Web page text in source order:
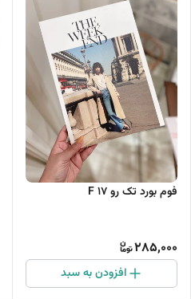
فوم بورد تک رو F 17
285,000
افزودن به سبد